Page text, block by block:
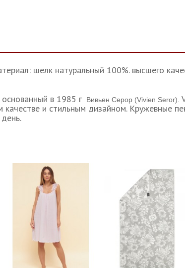
шелк натуральный 100%. высшего
в 1985 г Вивьен Серор (Vivien Seror).
качестве и стильным дизайном. Кружевные